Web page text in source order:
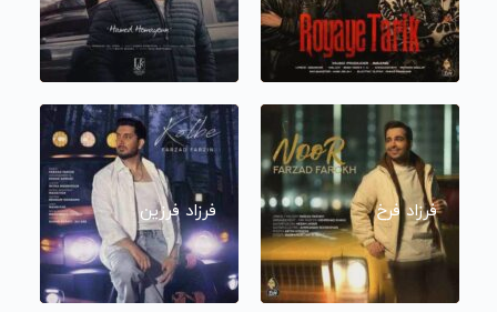
فرزاد فرخ فرزاد فرزین